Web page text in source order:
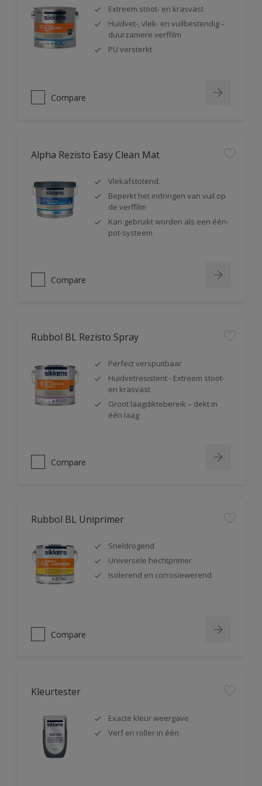
Extreem stoot- en krasvast
Huidvet-, vlek- en vuilbestendig –
duurzamere verffilm
PU versterkt
Compare
Alpha Rezisto Easy Clean Mat
Vlekafstotend.
Beperkt het indringen van vuil op
de verffilm
Kan gebruikt worden als een één-
pot-systeem
Compare
Rubbol BL Rezisto Spray
Perfect verspuitbaar
Huidvetresistent - Extreem stoot-
en krasvast
Groot laagdiktebereik – dekt in
één laag
Compare
Rubbol BL Uniprimer
Sneldrogend
Universele hechtprimer
Isolerend en corrosiewerend
Compare
Kleurtester
Exacte kleur weergave
Verf en roller in één